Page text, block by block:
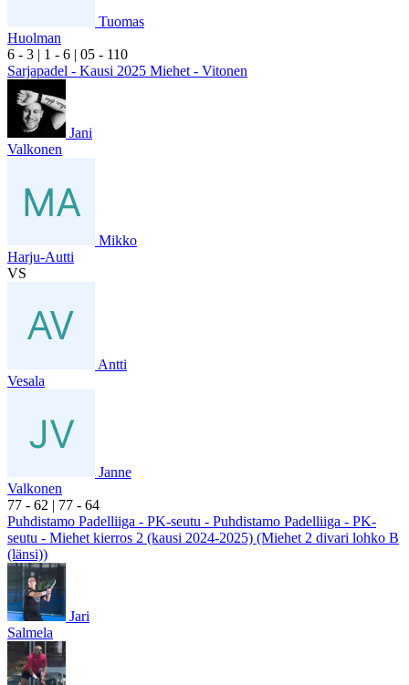
Tuomas
Huolman
6 - 3 | 1 - 6 | 05 - 110
Sarjapadel - Kausi 2025 Miehet - Vitonen
Jani
Valkonen
Mikko
Harju-Autti
VS
Antti
Vesala
Janne
Valkonen
77 - 62 | 77 - 64
Puhdistamo Padelliiga - PK-seutu - Puhdistamo Padelliiga - PK-
seutu - Miehet kierros 2 (kausi 2024-2025) (Miehet 2 divari lohko B
(länsi))
Jari
Salmela